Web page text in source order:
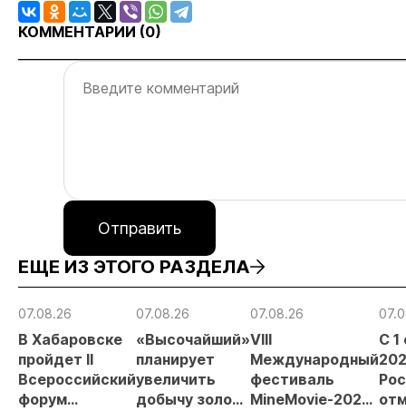
КОММЕНТАРИИ (0)
Отправить
ЕЩЕ ИЗ ЭТОГО РАЗДЕЛА
07.08.26
В Хабаровске
пройдет II
Всероссийский
форум
07.08.26
«Высочайший»
планирует
увеличить
добычу золота
07.08.26
VIII
Международный
фестиваль
MineMovie-2026
С 1